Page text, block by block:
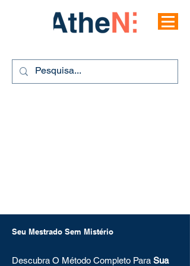
Seu Mestrado Sem Mistério
Descubra O Método Completo Para Sua